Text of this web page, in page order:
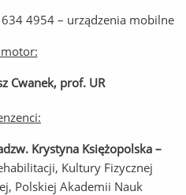
4954 – urządzenia mobilne
Cwanek, prof. UR
Krystyna Księżopolska –
Kultury Fizycznej
Polskiej Akademii Nauk